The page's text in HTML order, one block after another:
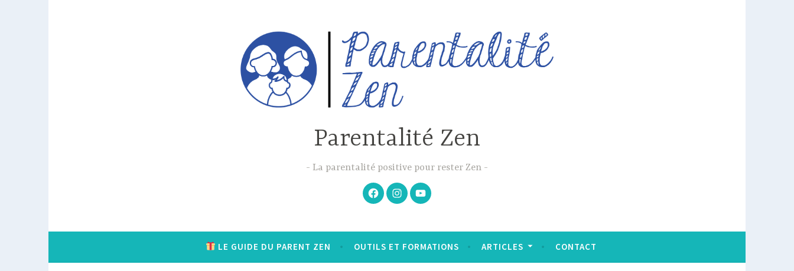
Parentalité Zen
La parentalité positive pour rester Zen
Facebook
Instagram
Youtube
LE GUIDE DU PARENT ZEN OUTILS ET FORMATIONS ARTICLES CONTACT